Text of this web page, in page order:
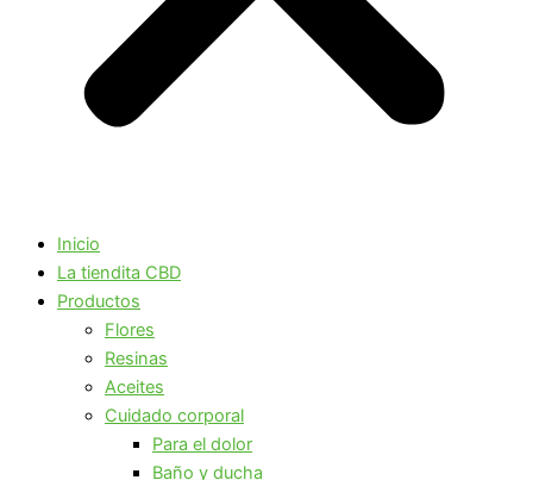
Inicio
La tiendita CBD
Productos
Flores
Resinas
Aceites
Cuidado corporal
Para el dolor
Baño y ducha